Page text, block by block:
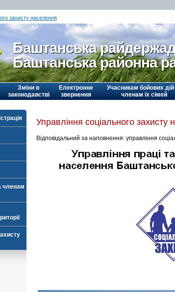
захисту населення
Баштанська
Баштанська районна
Зміни в
законодавстві
Електронне
звернення
Учасникам бойових дій
членам їх сімей
членам
Управління соціального захисту
Відповідальний за наповнення: управління